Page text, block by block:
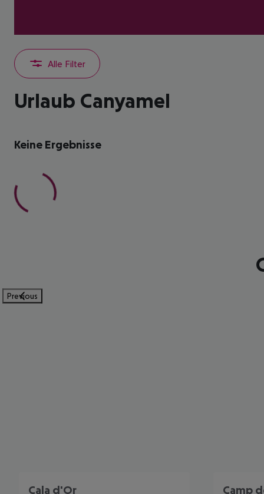
Alle Filter
Urlaub Canyamel
Keine Ergebnisse
Previous
Cala d'Or Camp